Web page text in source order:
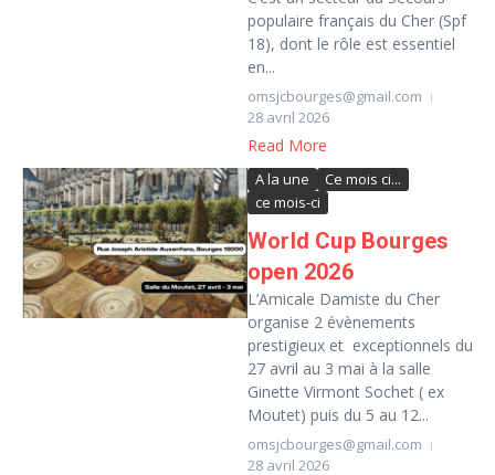
populaire français du Cher (Spf
18), dont le rôle est essentiel
en...
omsjcbourges@gmail.com
28 avril 2026
Read More
A la une
Ce mois ci...
ce mois-ci
World Cup Bourges
open 2026
L’Amicale Damiste du Cher
organise 2 évènements
prestigieux et exceptionnels du
27 avril au 3 mai à la salle
Ginette Virmont Sochet ( ex
Moutet) puis du 5 au 12...
omsjcbourges@gmail.com
28 avril 2026